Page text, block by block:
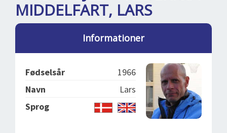
BOOKING
OM OS
MIDDELFART, LARS
Informationer
Fødselsår
1966
Navn
Lars
Sprog